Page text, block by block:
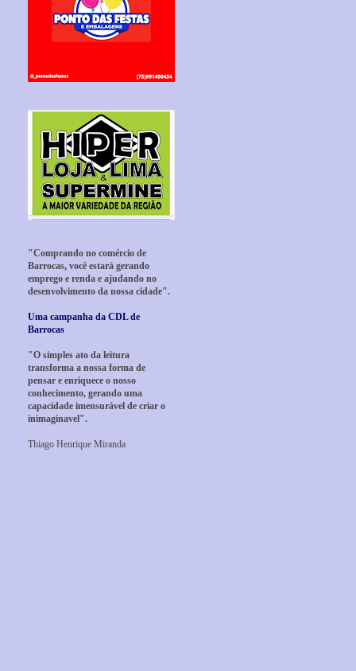
"Comprando no comércio de
Barrocas, você estará gerando
emprego e renda e ajudando no
desenvolvimento da nossa cidade".
Uma campanha da CDL de
Barrocas
"O simples ato da leitura
transforma a nossa forma de
pensar e enriquece o nosso
conhecimento, gerando uma
capacidade imensurável de criar o
inimaginavel".
Thiago Henrique Miranda